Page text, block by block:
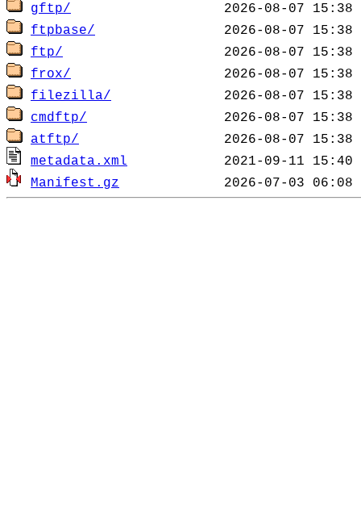
gftp/
ftpbase/
ftp/
frox/
filezilla/
cmdftp/
atftp/
metadata.xml
Manifest.gz